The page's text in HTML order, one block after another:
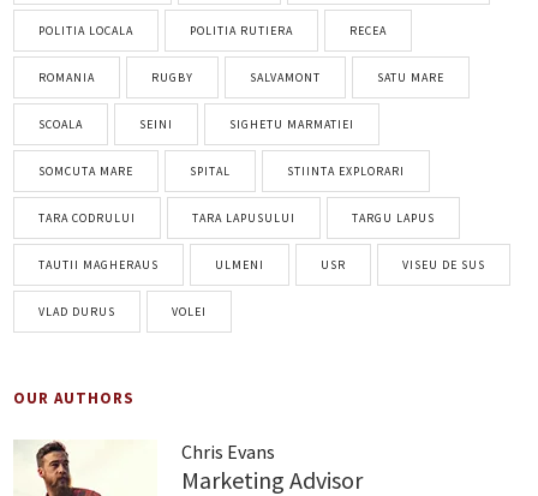
POLITIA LOCALA POLITIA RUTIERA RECEA
ROMANIA RUGBY SALVAMONT SATU MARE
SCOALA SEINI SIGHETU MARMATIEI
SOMCUTA MARE SPITAL STIINTA EXPLORARI
TARA CODRULUI TARA LAPUSULUI TARGU LAPUS
TAUTII MAGHERAUS ULMENI USR VISEU DE SUS
VLAD DURUS VOLEI
OUR AUTHORS
Chris Evans
Marketing Advisor